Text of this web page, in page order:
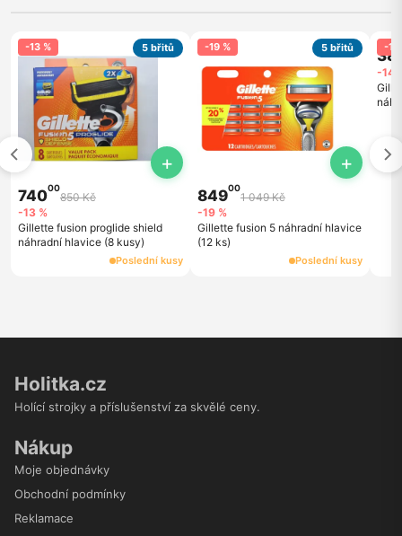
-13 % 5 břitů
+
74000
850 Kč
-13 %
Gillette fusion proglide shield
náhradní hlavice (8 kusy)
Poslední kusy
-19 % 5 břitů
+
84900
1 049 Kč
-19 %
Gillette fusion 5 náhradní hlavice
(12 ks)
Poslední kusy
-14
-14
Holitka.cz
Holící strojky a příslušenství za skvělé ceny.
Nákup
Moje objednávky
Obchodní podmínky
Reklamace